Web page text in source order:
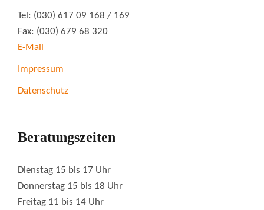
Tel: (030) 617 09 168 / 169
Fax: (030) 679 68 320
E-Mail
Impressum
Datenschutz
Beratungszeiten
Dienstag 15 bis 17 Uhr
Donnerstag 15 bis 18 Uhr
Freitag 11 bis 14 Uhr